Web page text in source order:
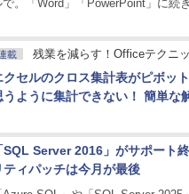
で。「Word」「PowerPoint」に続
載 残業を減らす！Officeテクニ
クセルのクロス集計表がピボッ
うように集計できない！ 簡単な
SQL Server 2016」がサポート
ティパッチは今月が最後